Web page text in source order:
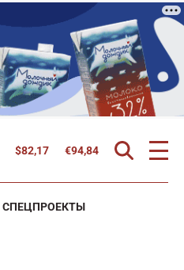
$82,17 €94,84
СПЕЦПРОЕКТЫ